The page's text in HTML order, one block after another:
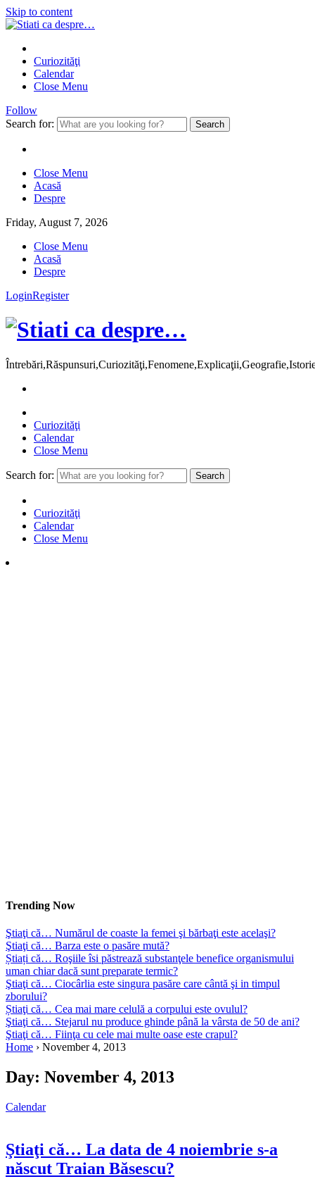
Skip to content
Curiozităţi
Calendar
Close Menu
Follow
Search for:
Close Menu
Acasă
Despre
Friday, August 7, 2026
Close Menu
Acasă
Despre
LoginRegister
Curiozităţi
Calendar
Close Menu
Search for:
Curiozităţi
Calendar
Close Menu
Trending Now
Ştiaţi că… Numărul de coaste la femei şi bărbaţi este acelaşi?
Ştiaţi că… Barza este o pasăre mută?
Știați că… Roşiile îsi păstrează substanţele benefice organismului
uman chiar dacă sunt preparate termic?
Ştiaţi că… Ciocârlia este singura pasăre care cântă şi in timpul
zborului?
Știaţi că… Cea mai mare celulă a corpului este ovulul?
Ştiaţi că… Stejarul nu produce ghinde până la vârsta de 50 de ani?
Ştiaţi că… Fiinţa cu cele mai multe oase este crapul?
Home › November 4, 2013
Day: November 4, 2013
Calendar
Ştiaţi că… La data de 4 noiembrie s-a
născut Traian Băsescu?